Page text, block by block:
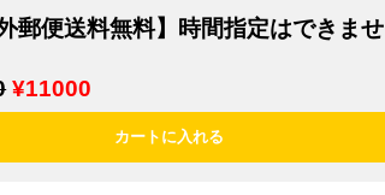
外郵便送料無料】時間指定はできませ
¥11000